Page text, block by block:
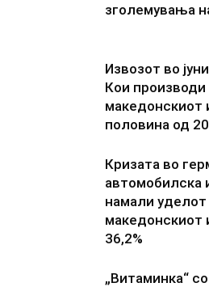
зголемувања
Извозот во
Кои производи
македонскиот
половина од
Кризата во
автомобилска
намали уделот
македонскиот
36,2%
„Витаминка“